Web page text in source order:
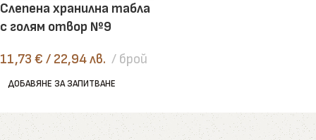
Слепена хранилна табла
с голям отвор №9
11,73 € / 22,94 лв. брой
ДОБАВЯНЕ ЗА ЗАПИТВАНЕ